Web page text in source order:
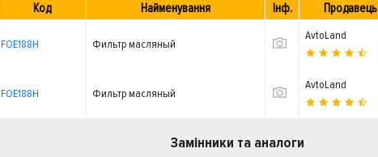
Код Найменування Інф. Продавець
FOE188H Фильтр масляный
AvtoLand
FOE188H Фильтр масляный
AvtoLand
Замінники та аналоги